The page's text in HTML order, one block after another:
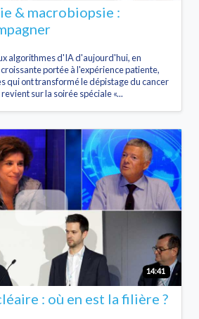
& macrobiopsie :
algorithmes d'IA d'aujourd'hui, en
portée à l'expérience patiente,
qui ont transformé le dépistage du cancer
sur la soirée spéciale «...
14:41
: où en est la filière ?